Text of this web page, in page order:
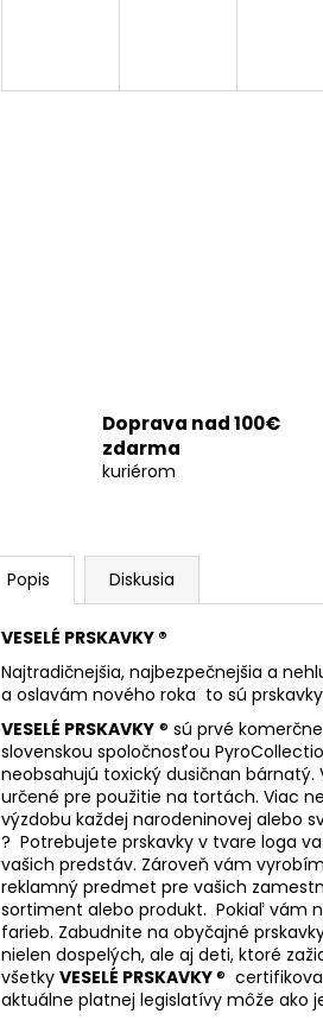
Doprava nad 100€
zdarma
kuriérom
Popis Diskusia
VESELÉ PRSKAVKY ®
Najtradičnejšia, najbezpečnejšia a
a oslavám nového roka to sú
VESELÉ PRSKAVKY ® sú prvé
slovenskou spoločnosťou
neobsahujú toxický dusičnan
určené pre použitie na tortách. Viac
výzdobu každej narodeninovej alebo
? Potrebujete prskavky v tvare loga
vašich predstáv. Zároveň vám
reklamný predmet pre vašich
sortiment alebo produkt. Pokiaľ vám
farieb. Zabudnite na obyčajné
nielen dospelých, ale aj deti, ktoré
všetky VESELÉ PRSKAVKY®
aktuálne platnej legislatívy môže ako